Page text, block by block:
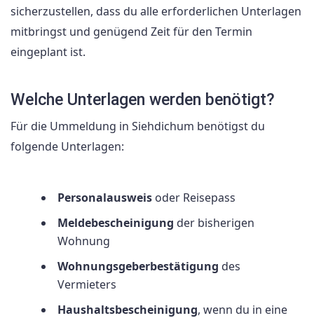
sicherzustellen, dass du alle erforderlichen Unterlagen
mitbringst und genügend Zeit für den Termin
eingeplant ist.
Welche Unterlagen werden benötigt?
Für die Ummeldung in Siehdichum benötigst du
folgende Unterlagen:
Personalausweis oder Reisepass
Meldebescheinigung der bisherigen
Wohnung
Wohnungsgeberbestätigung des
Vermieters
Haushaltsbescheinigung, wenn du in eine